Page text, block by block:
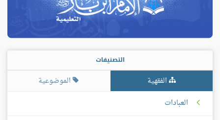
التصنيفات
الفقهية
الموضوعية
العبادات